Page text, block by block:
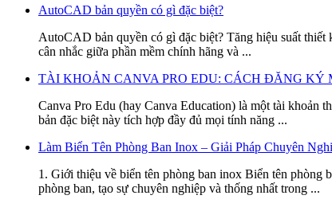
AutoCAD bản quyền có gì đặc biệt?
AutoCAD bản quyền có gì đặc biệt? Tăng hiệu suất
cân nhắc giữa phần mềm chính hãng và ...
TÀI KHOẢN CANVA PRO EDU: CÁCH ĐĂNG KÝ
Canva Pro Edu (hay Canva Education) là một tài khoản
bản đặc biệt này tích hợp đầy đủ mọi tính năng ...
Làm Biển Tên Phòng Ban Inox – Giải Pháp Chuyên
1. Giới thiệu về biển tên phòng ban inox Biển tên phòng
phòng ban, tạo sự chuyên nghiệp và thống nhất trong ...